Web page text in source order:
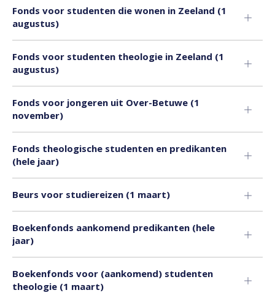
Fonds voor studenten die wonen in Zeeland (1
augustus)
Fonds voor studenten theologie in Zeeland (1
augustus)
Fonds voor jongeren uit Over-Betuwe (1
november)
Fonds theologische studenten en predikanten
(hele jaar)
Beurs voor studiereizen (1 maart)
Boekenfonds aankomend predikanten (hele
jaar)
Boekenfonds voor (aankomend) studenten
theologie (1 maart)